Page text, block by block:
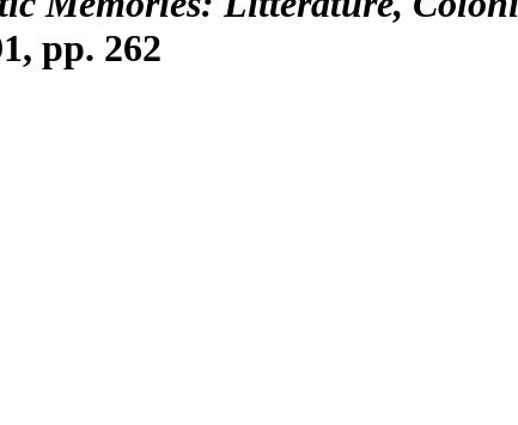
pp. 262